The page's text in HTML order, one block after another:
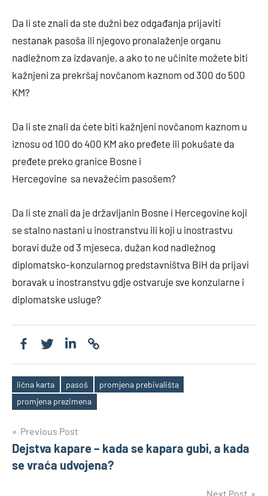
Da li ste znali da ste dužni bez odgađanja prijaviti
nestanak pasoša ili njegovo pronalaženje organu
nadležnom za izdavanje, a ako to ne učinite možete biti
kažnjeni za prekršaj novčanom kaznom od 300 do 500
KM?
Da li ste znali da ćete biti kažnjeni novčanom kaznom u
iznosu od 100 do 400 KM ako pređete ili pokušate da
pređete preko granice Bosne i
Hercegovine sa nevažećim pasošem?
Da li ste znali da je državljanin Bosne i Hercegovine koji
se stalno nastani u inostranstvu ili koji u inostrastvu
boravi duže od 3 mjeseca, dužan kod nadležnog
diplomatsko-konzularnog predstavništva BiH da prijavi
boravak u inostranstvu gdje ostvaruje sve konzularne i
diplomatske usluge?
Tags
lična karta pasoš
promjena prebivališta
promjena prezimena
Post
navigation
Previous Post
Dejstva kapare – kada se kapara gubi, a kada
se vraća udvojena?
Next Post